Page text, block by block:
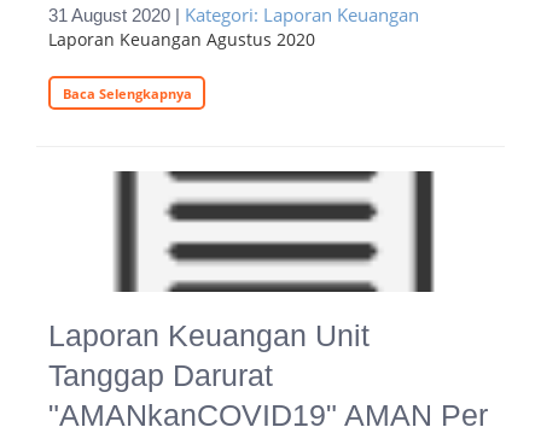
31 August 2020 | Kategori: Laporan Keuangan
Laporan Keuangan Agustus 2020
Baca Selengkapnya
Laporan Keuangan Unit
Tanggap Darurat
"AMANkanCOVID19" AMAN Per